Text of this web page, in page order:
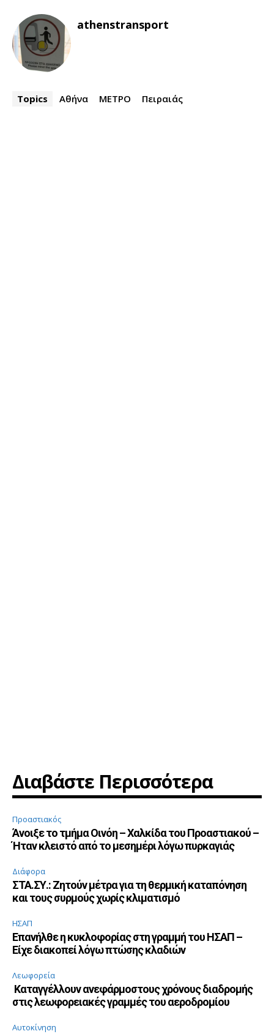
athenstransport
Topics Αθήνα ΜΕΤΡΟ Πειραιάς
Διαβάστε Περισσότερα
Προαστιακός
Άνοιξε το τμήμα Οινόη – Χαλκίδα του Προαστιακού –
Ήταν κλειστό από το μεσημέρι λόγω πυρκαγιάς
Διάφορα
ΣΤΑ.ΣΥ.: Ζητούν μέτρα για τη θερμική καταπόνηση
και τους συρμούς χωρίς κλιματισμό
ΗΣΑΠ
Επανήλθε η κυκλοφορίας στη γραμμή του ΗΣΑΠ –
Είχε διακοπεί λόγω πτώσης κλαδιών
Λεωφορεία
Καταγγέλλουν ανεφάρμοστους χρόνους διαδρομής
στις λεωφορειακές γραμμές του αεροδρομίου
Αυτοκίνηση